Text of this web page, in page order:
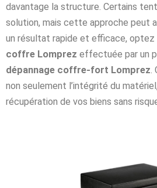
davantage la structure. Certains
solution, mais cette approche peut
un résultat rapide et efficace, optez
coffre Lomprez effectuée par un
dépannage coffre-fort Lomprez.
non seulement l’intégrité du
récupération de vos biens sans